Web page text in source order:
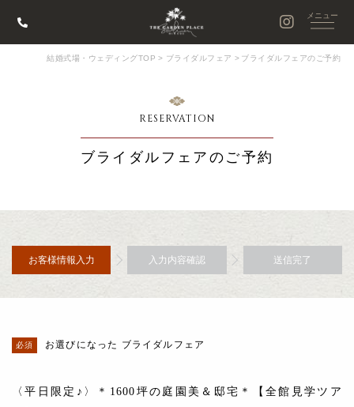
結婚式場・ウェディングTOP > ブライダルフェア > ブライダルフェアのご予約
RESERVATION
ブライダルフェアのご予約
お客様情報入力 入力内容確認 送信完了
お選びになった ブライダルフェア
〈平日限定♪〉＊1600坪の庭園美＆邸宅＊【全館見学ツア